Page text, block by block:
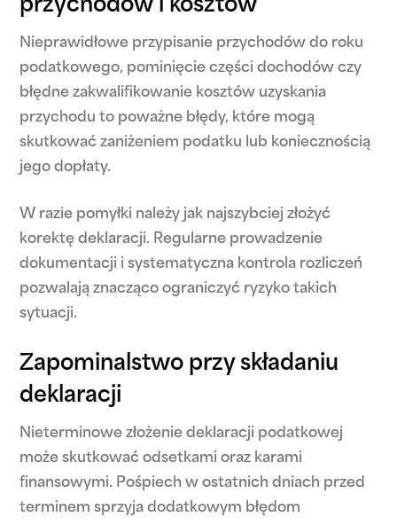
przychodów i kosztów
Nieprawidłowe przypisanie przychodów do roku
podatkowego, pominięcie części dochodów czy
błędne zakwalifikowanie kosztów uzyskania
przychodu to poważne błędy, które mogą
skutkować zaniżeniem podatku lub koniecznością
jego dopłaty.
W razie pomyłki należy jak najszybciej złożyć
korektę deklaracji. Regularne prowadzenie
dokumentacji i systematyczna kontrola rozliczeń
pozwalają znacząco ograniczyć ryzyko takich
sytuacji.
Zapominalstwo przy składaniu
deklaracji
Nieterminowe złożenie deklaracji podatkowej
może skutkować odsetkami oraz karami
finansowymi. Pośpiech w ostatnich dniach przed
terminem sprzyja dodatkowym błędom